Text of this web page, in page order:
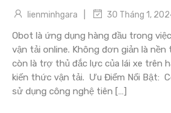
lienminhgara 30 Tháng 1,
Obot là ứng dụng hàng đầu trong
vận tải online. Không đơn giản là
còn là trợ thủ đắc lực của lái xe trên
kiến thức vận tải. Ưu Điểm Nổi Bật:
sử dụng công nghệ tiên […]